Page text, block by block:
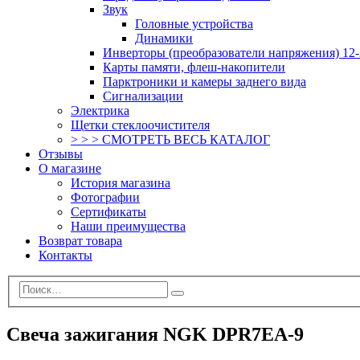
Звук
Головные устройства
Динамики
Инверторы (преобразователи напряжения)
Карты памяти, флеш-накопители
Парктроники и камеры заднего вида
Сигнализации
Электрика
Щетки стеклоочистителя
> > > СМОТРЕТЬ ВЕСЬ КАТАЛОГ
Отзывы
О магазине
История магазина
Фотографии
Сертификаты
Наши преимущества
Возврат товара
Контакты
Свеча зажигания NGK DPR7EA-9